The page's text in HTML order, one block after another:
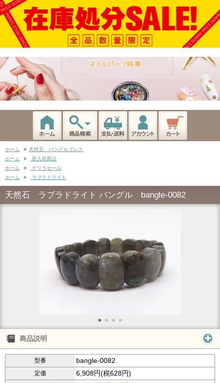
ホーム > 天然石 バングルブレス
ホーム
>
新入荷商品
ホーム
>
ゲリラセール
ホーム
> ラブラドライト
天然石 ラブラドライト バングル bangle-0082
商品説明
型番 bangle-0082
定価 6,908円(税628円)